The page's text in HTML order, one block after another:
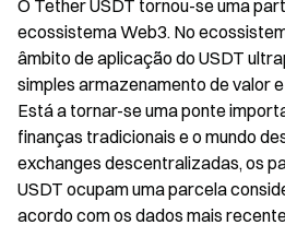
O Tether USDT tornou-se uma
ecossistema Web3. No
âmbito de aplicação do USDT
simples armazenamento de valor
Está a tornar-se uma ponte
finanças tradicionais e o mundo
exchanges descentralizadas, os
USDT ocupam uma parcela
acordo com os dados mais